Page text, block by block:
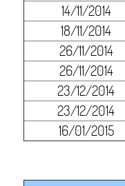
14/11/2014
18/11/2014
26/11/2014
26/11/2014
23/12/2014
23/12/2014
16/01/2015